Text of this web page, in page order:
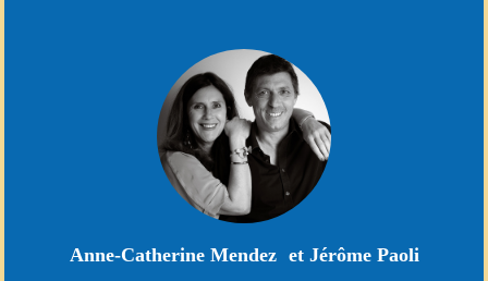
Anne-Catherine Mendez et Jérôme Paoli